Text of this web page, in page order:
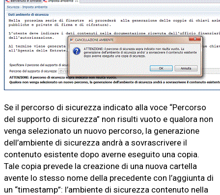
Se il percorso di sicurezza indicato alla voce “Percorso
del supporto di sicurezza” non risulti vuoto e qualora non
venga selezionato un nuovo percorso, la generazione
dell’ambiente di sicurezza andrà a sovrascrivere il
contenuto esistente dopo averne eseguito una copia.
Tale copia prevede la creazione di una nuova cartella
avente lo stesso nome della precedente con l’aggiunta di
un “timestamp”: l’ambiente di sicurezza contenuto nella